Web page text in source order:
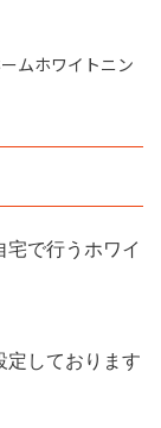
ムホワイトニン
で行うホワイ
定しております